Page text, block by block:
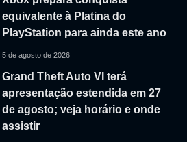
equivalente à Platina do
PlayStation para ainda este ano
5 de agosto de 2026
Grand Theft Auto VI terá
apresentação estendida em 27
de agosto; veja horário e onde
assistir